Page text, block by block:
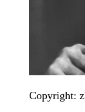
Copyright: